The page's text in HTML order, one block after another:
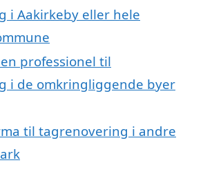
i Aakirkeby eller hele
professionel til
i de omkringliggende byer
til tagrenovering i andre